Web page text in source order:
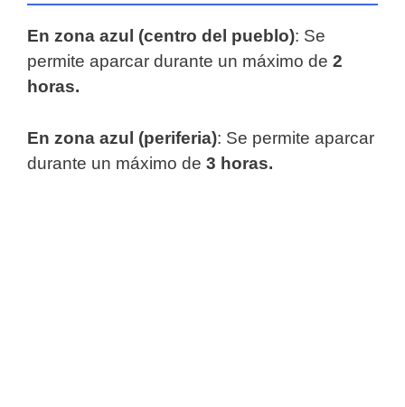
En zona azul (centro del pueblo): Se
permite aparcar durante un máximo de 2
horas.
En zona azul (periferia): Se permite aparcar
durante un máximo de 3 horas.